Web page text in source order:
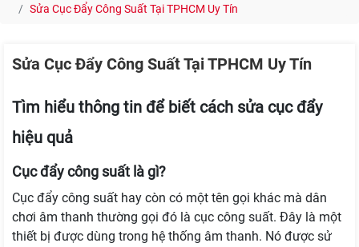
Sửa Cục Đẩy Công Suất Tại TPHCM Uy Tín
Sửa Cục Đẩy Công Suất Tại TPHCM Uy Tín
Tìm hiểu thông tin để biết cách sửa cục đẩy
hiệu quả
Cục đẩy công suất là gì?
Cục đẩy công suất hay còn có một tên gọi khác mà dân
chơi âm thanh thường gọi đó là cục công suất. Đây là một
thiết bị được dùng trong hệ thống âm thanh. Nó được sử